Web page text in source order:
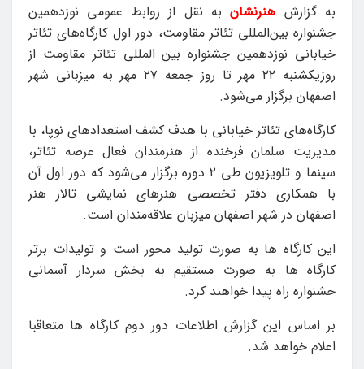
به گزارش هنرنشان به نقل از روابط عمومی نوزدهمین
جشنواره بین‌المللی تئاتر مقاومت، دور اول کارگاه‌های تئاتر
خیابانی نوزدهمین جشنواره بین المللی تئاتر مقاومت از
روزیکشنبه ۲۲ مهر تا روز جمعه ۲۷ مهر به میزبانی شهر
اصفهان برگزار می‌شود.
کارگاه‌های تئاتر خیابانی با هدف کشف استعدادهای نوپا، با
مدیریت سلمان فرخنده از هنرمندان فعال عرصه تئاتر،
سینما و تلویزیون طی ۲ دوره برگزار می‌شود که دور اول آن
با همکاری دفتر تخصصی هنرهای نمایشی تالار هنر
اصفهان در شهر اصفهان میزبان علاقه‌مندان است.
این کارگاه ها به صورت تولید محور است و تولیدات برتر
کارگاه ها به صورت مستقیم به بخش سردار آسمانی
جشنواره راه پیدا خواهند کرد.
بر اساس این گزارش اطلاعات دور دوم کارگاه ها متعاقبا
اعلام خواهد شد.